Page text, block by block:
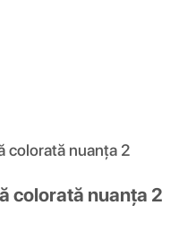
colorată nuanța 2
colorată nuanța 2